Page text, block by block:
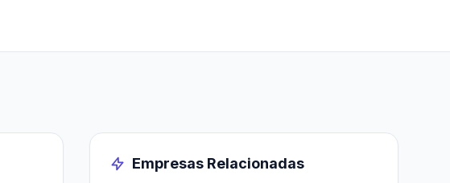
Empresas Relacionadas